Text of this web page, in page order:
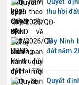
thu hồi
Tây Ninh
đất năm
Quyết